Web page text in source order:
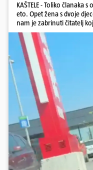
KAŠTELE - Toliko članaka
eto. Opet žena s dvoje
nam je zabrinuti čitatelj
romobilu u četvrtak
pol od smrti dječaka (14)
odnio je još jedan mladi
Zagreb, u ponedjeljak
zadobivenima u padu s